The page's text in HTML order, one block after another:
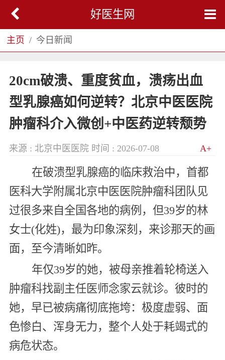
好医生网
主页 今日新闻
20cm破溃、重度贫血，溃疡出血
型乳腺癌如何逆转？北京中医医院
肿瘤科介入微创+中医药逆转颓势
来源 : 北京中医医院 时间 : 2026-07-08 A+
在破溃型乳腺癌的临床救治中，首都
医科大学附属北京中医医院肿瘤科团队见
过很多来自全国各地的病例，但39岁的林
女士(化姓)，最为印象深刻，来诊那天的画
面，至今清晰如昨。
年仅39岁的她，被母亲推着轮椅送入
肿瘤科找副主任医师念家云就诊。彼时的
她，早已被病痛彻底拖垮：极度虚弱、面
色惨白、浑身无力，整个人处于耗竭式的
病危状态。